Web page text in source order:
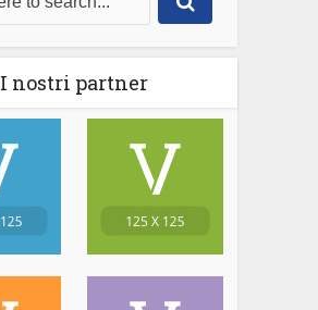
I nostri partner